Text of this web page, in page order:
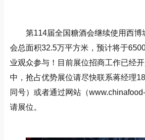
第114届全国糖酒会继续使用西博
会总面积32.5万平方米，预计将于
业观众参与！目前展位招商工作已经
中，抢占优势展位请尽快联系蒋经理
同号）或者通过网站（
请展位。